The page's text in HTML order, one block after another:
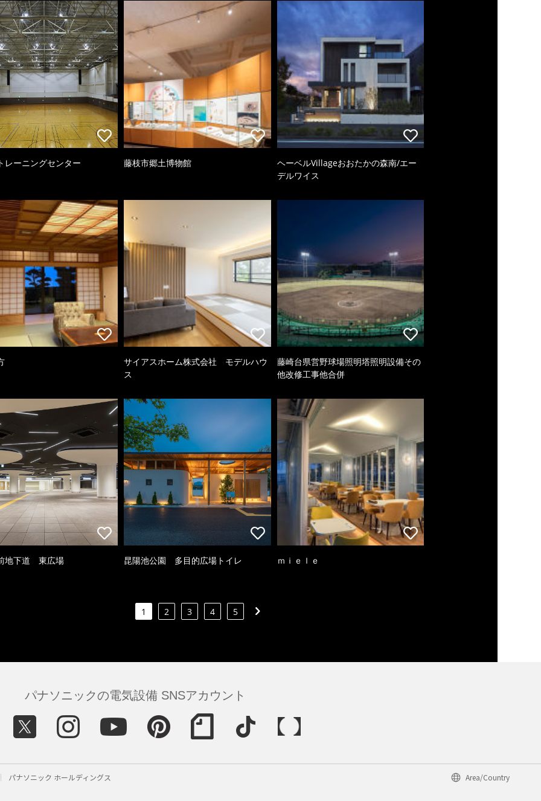
レーニングセンター 藤枝市郷土博物館
ヘーベルVillageおおたかの森南/エー
デルワイス
サイアスホーム株式会社 モデルハウ
ス
藤崎台県営野球場照明塔照明設備その
他改修工事他合併
地下道 東広場 昆陽池公園 多目的広場トイレ ｍｉｅｌｅ
1 2 3 4 5
パナソニックの電気設備 SNSアカウント
パナソニック ホールディングス Area/Country